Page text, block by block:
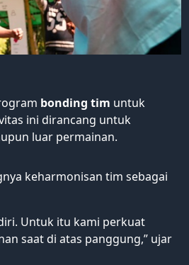
bonding tim untuk
ini dirancang untuk
luar permainan.
keharmonisan tim sebagai
Untuk itu kami perkuat
saat di atas panggung,” ujar